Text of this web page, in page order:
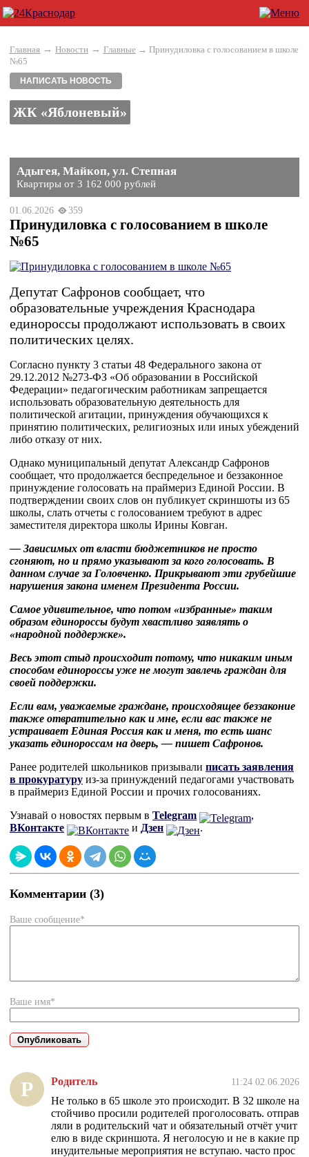
Главная → Новости → Главные → Принудиловка с голосованием в школе
№65
НАПИСАТЬ НОВОСТЬ
ЖК «Яблоневый»
Адыгея, Майкоп, ул. Степная
Квартиры от 3 162 000 рублей
01.06.2026 359
Принудиловка с голосованием в школе
№65
Депутат Сафронов сообщает, что
образовательные учреждения Краснодара
единороссы продолжают использовать в своих
политических целях.
Согласно пункту 3 статьи 48 Федерального закона от
29.12.2012 №273-ФЗ «Об образовании в Российской
Федерации» педагогическим работникам запрещается
использовать образовательную деятельность для
политической агитации, принуждения обучающихся к
принятию политических, религиозных или иных убеждений
либо отказу от них.
Однако муниципальный депутат Александр Сафронов
сообщает, что продолжается беспредельное и беззаконное
принуждение голосовать на праймериз Единой России. В
подтверждении своих слов он публикует скриншоты из 65
школы, слать отчеты с голосованием требуют в адрес
заместителя директора школы Ирины Ковган.
— Зависимых от власти бюджетников не просто
сгоняют, но и прямо указывают за кого голосовать. В
данном случае за Головченко. Прикрывают эти грубейшие
нарушения закона именем Президента России.
Самое удивительное, что потом «избранные» таким
образом единороссы будут хвастливо заявлять о
«народной поддержке».
Весь этот стыд происходит потому, что никаким иным
способом единороссы уже не могут завлечь граждан для
своей поддержки.
Если вам, уважаемые граждане, происходящее беззаконие
также отвратительно как и мне, если вас также не
устраивает Единая Россия как и меня, то есть шанс
указать единороссам на дверь, — пишет Сафронов.
Ранее родителей школьников призывали писать заявления
в прокуратуру из-за принуждений педагогами участвовать
в праймериз Единой России и прочих голосованиях.
Узнавай о новостях первым в Telegram
,
ВКонтакте
и Дзен .
Комментарии (3)
Ваше сообщение*
Ваше имя*
Р Родитель 11:24 02.06.2026
Не только в 65 школе это происходит. В 32 школе на
стойчиво просили родителей проголосовать. отправ
ляли в родительский чат и обязательный отчёт учит
елю в виде скриншота. Я неголосую и не в какие пр
инудительные мероприятия не вступаю. часто прос